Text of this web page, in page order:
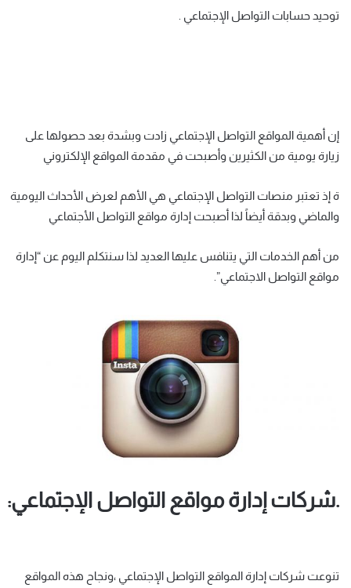
توحيد حسابات التواصل الإجتماعي .
إن أهمية المواقع التواصل الإجتماعي زادت وبشدة بعد حصولها على
زيارة يومية من الكثيرين وأصبحت في مقدمة المواقع الإلكتروني
ة إذ تعتبر منصات التواصل الإجتماعي هي الأهم لعرض الأحداث اليومية
والماضي وبدقة أيضاً لذا أصبحت إدارة مواقع التواصل الأجتماعي
من أهم الخدمات التي يتنافس عليها العديد لذا سنتكلم اليوم عن “إدارة
مواقع التواصل الاجتماعي”.
.شركات إدارة مواقع التواصل الإجتماعي:
تنوعت شركات إدارة المواقع التواصل الإجتماعي ،ونجاح هذه المواقع